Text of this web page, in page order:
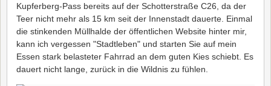
Kupferberg-Pass bereits auf der Schotterstraße C26, da der
Teer nicht mehr als 15 km seit der Innenstadt dauerte. Einmal
die stinkenden Müllhalde der öffentlichen Website hinter mir,
kann ich vergessen "Stadtleben" und starten Sie auf mein
Essen stark belasteter Fahrrad an dem guten Kies schiebt. Es
dauert nicht lange, zurück in die Wildnis zu fühlen.